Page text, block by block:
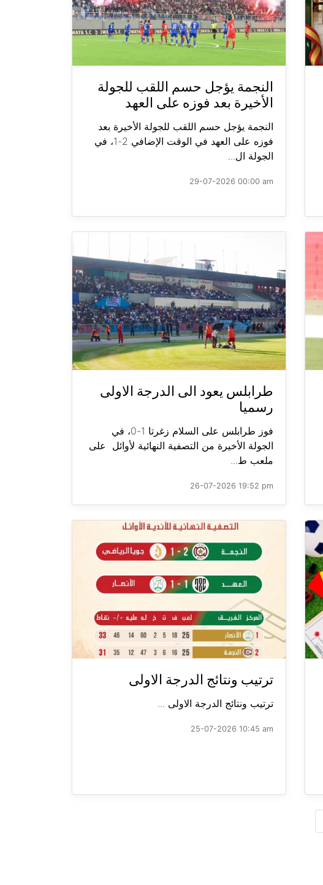
النجمة يؤجل حسم اللقب للجولة
الأخيرة بعد فوزه على العهد
النجمة يؤجل حسم اللقب للجولة الأخيرة بعد
فوزه على العهد في الوقت الإضافي 2-1، في
الجولة ال...
29-07-2026 00:00 am
طرابلس يعود الى الدرجة الاولى
رسميا
فوز طرابلس على السلام زغرتا 1-0، في
الجولة الأخيرة من التصفية النهائية لأوائل على
ملعب ط...
26-07-2026 19:52 pm
ترتيب ونتائج الدرجة الاولى
ترتيب ونتائج الدرجة الاولى ...
25-07-2026 10:45 am